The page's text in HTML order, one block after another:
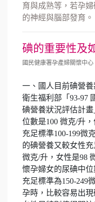
育與成熟等，若孕
的神經與腦部發育。
碘的重要性及
國民健康署孕產婦關懷中心
一、國人目前碘營
衛生福利部「93-97
碘營養狀況評估計
位數是100 微克/升
充足標準100-199微
的碘營養又較女性
微克/升，女性是98
懷孕婦女的尿碘中
充足標準為150-249
孕時，比較容易出